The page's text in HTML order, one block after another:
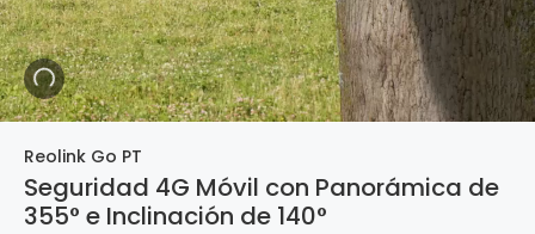
Reolink Go PT
Seguridad 4G Móvil con Panorámica de
355° e Inclinación de 140°